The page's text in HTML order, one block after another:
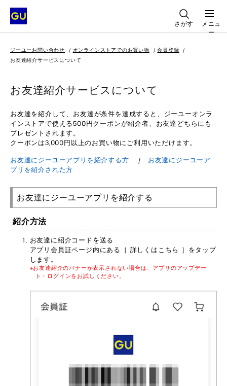
さがす
メニュ
ー
ジーユーお問い合わせ オンラインストアでのお買い物
会員登録
お友達紹介サービスについて
お友達紹介サービスについて
お友達を紹介して、お友達が条件を達成すると、ジーユーオンラ
インストアで使える500円クーポンが紹介者、お友達どちらにも
プレゼントされます。
クーポンは3,000円以上のお買い物にご利用いただけます。
お友達にジーユーアプリを紹介する方 / お友達にジーユーア
プリを紹介された方
お友達にジーユーアプリを紹介する
紹介方法
お友達に紹介コードを送る
アプリ会員証ページ内にある［ 詳しくはこちら ］をタップ
します。
お友達紹介のバナーが表示されない場合は、アプリのアップデー
ト・ログインをお試しください。